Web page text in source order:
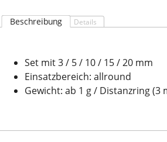
Beschreibung Details
Set mit 3 / 5 / 10 / 15 / 20 mm
Einsatzbereich: allround
Gewicht: ab 1 g / Distanzring (3